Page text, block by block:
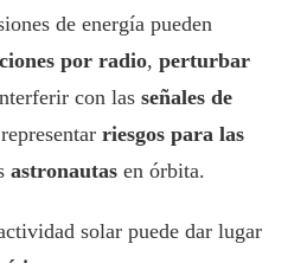
de energía pueden
por radio, perturbar
con las señales de
riesgos para las
astronautas en órbita.
solar puede dar lugar